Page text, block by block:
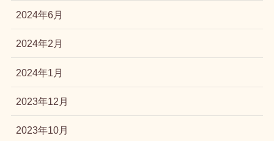
2024年6月
2024年2月
2024年1月
2023年12月
2023年10月